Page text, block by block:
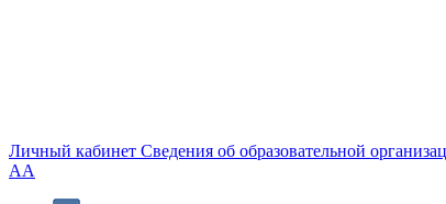
Личный кабинет Сведения об образовательной
AA